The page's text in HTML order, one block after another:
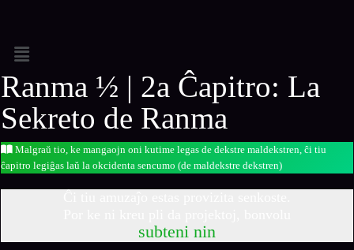
Ranma ½ | 2a Ĉapitro: La
Sekreto de Ranma
Malgraŭ tio, ke mangaojn oni kutime legas de dekstre maldekstren, ĉi tiu
ĉapitro legiĝas laŭ la okcidenta sencumo (de maldekstre dekstren)
subteni nin